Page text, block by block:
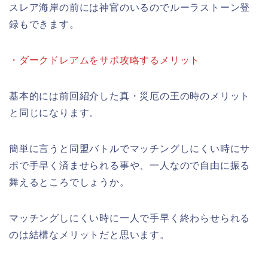
スレア海岸の前には神官のいるのでルーラストーン登
録もできます。
・ダークドレアムをサポ攻略するメリット
基本的には前回紹介した真・災厄の王の時のメリット
と同じになります。
簡単に言うと同盟バトルでマッチングしにくい時にサ
ポで手早く済ませられる事や、一人なので自由に振る
舞えるところでしょうか。
マッチングしにくい時に一人で手早く終わらせられる
のは結構なメリットだと思います。